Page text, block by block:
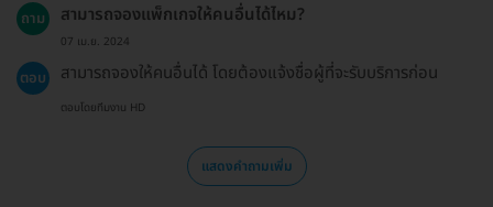
ถาม สามารถจองแพ็กเกจให้คนอื่นได้ไหม?
07 เม.ย. 2024
ตอบ สามารถจองให้คนอื่นได้ โดยต้องแจ้งชื่อผู้ที่จะรับบริการก่อน
ตอบโดยทีมงาน HD
แสดงคำถามเพิ่ม